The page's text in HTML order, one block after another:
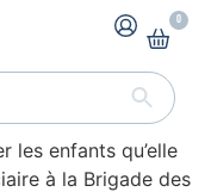
0
les enfants qu’elle
à la Brigade des